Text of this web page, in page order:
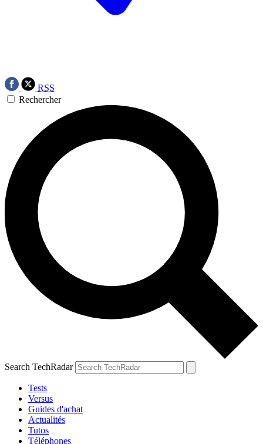
RSS
Rechercher
Search TechRadar
Tests
Versus
Guides d'achat
Actualités
Tutos
Téléphones